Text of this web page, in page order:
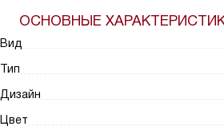
ОСНОВНЫЕ
Вид
Тип
Дизайн
Цвет